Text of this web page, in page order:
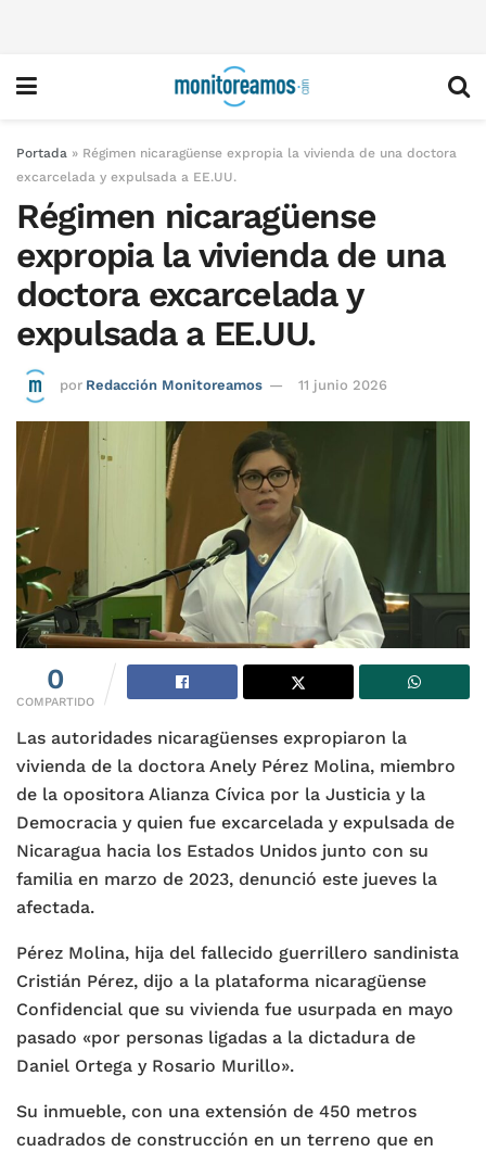
Portada » Régimen nicaragüense expropia la vivienda de una doctora
excarcelada y expulsada a EE.UU.
Régimen nicaragüense
expropia la vivienda de una
doctora excarcelada y
expulsada a EE.UU.
por Redacción Monitoreamos 11 junio 2026
0
COMPARTIDO
Las autoridades nicaragüenses expropiaron la
vivienda de la doctora Anely Pérez Molina, miembro
de la opositora Alianza Cívica por la Justicia y la
Democracia y quien fue excarcelada y expulsada de
Nicaragua hacia los Estados Unidos junto con su
familia en marzo de 2023, denunció este jueves la
afectada.
Pérez Molina, hija del fallecido guerrillero sandinista
Cristián Pérez, dijo a la plataforma nicaragüense
Confidencial que su vivienda fue usurpada en mayo
pasado «por personas ligadas a la dictadura de
Daniel Ortega y Rosario Murillo».
Su inmueble, con una extensión de 450 metros
cuadrados de construcción en un terreno que en